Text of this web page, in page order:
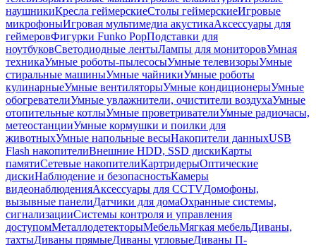
наушникиКресла геймерскиеСтолы геймерскиеИгровые
микрофоныИгровая мультимедиа акустикаАксессуары для
геймеровФигурки Funko PopПодставки для
ноутбуковСветодиодные лентыЛампы для мониторовУмная
техникаУмные роботы-пылесосыУмные телевизорыУмные
стиральные машиныУмные чайникиУмные роботы
кулинарныеУмные вентиляторыУмные кондиционерыУмные
обогревателиУмные увлажнители, очистители воздухаУмные
отопительные котлыУмные проветривателиУмные радиочасы,
метеостанцииУмные кормушки и поилки для
животныхУмные напольные весыНакопители данныхUSB
Flash накопителиВнешние HDD, SSD дискиКарты
памятиСетевые накопителиКартридерыОптические
дискиНаблюдение и безопасностьКамеры
видеонаблюденияАксессуары для CCTVДомофоны,
вызывные панелиДатчики для домаОхранные системы,
сигнализацииСистемы контроля и управления
доступомМеталлодетекторыМебельМягкая мебельДиваны,
тахтыДиваны прямыеДиваны угловыеДиваны П-